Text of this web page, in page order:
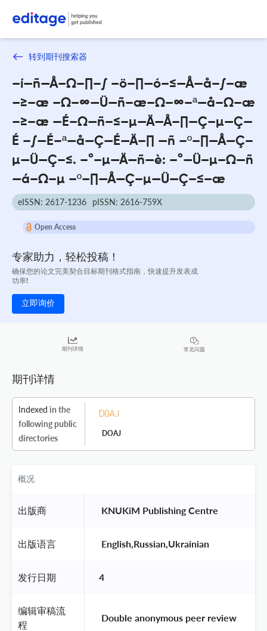
转到期刊搜索器
–í—ñ—Å–Ω–∏–∫ –ö–∏—ó–≤—Å—å–∫–æ
–≥–æ –Ω–∞—Ü—ñ–æ–Ω–∞–ª—å–Ω–æ
–≥–æ —É–Ω—ñ–≤–µ—Ä—Å–∏—Ç–µ—Ç—
É –∫—É–ª—å—Ç—É—Ä–∏ —ñ –º–∏—Å—Ç–
µ—Ü—Ç–≤. –°–µ—Ä—ñ—è: –°—Ü–µ–Ω—ñ
—á–Ω–µ –º–∏—Å—Ç–µ—Ü—Ç–≤–æ
eISSN: 2617-1236 pISSN: 2616-759X
Open Access
专家助力，轻松投稿！
确保您的论文完美契合目标期刊格式指南，快速提升发表成
功率!
立即询价
期刊详情 常见问题
期刊详情
Indexed in the
following public
directories
DOAJ
概况
出版商 KNUKiM Publishing Centre
出版语言 English,Russian,Ukrainian
发行日期 4
编辑审稿流
程
Double anonymous peer review